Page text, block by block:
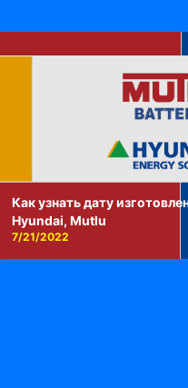
Как узнать дату
Hyundai, Mutlu
7/21/2022